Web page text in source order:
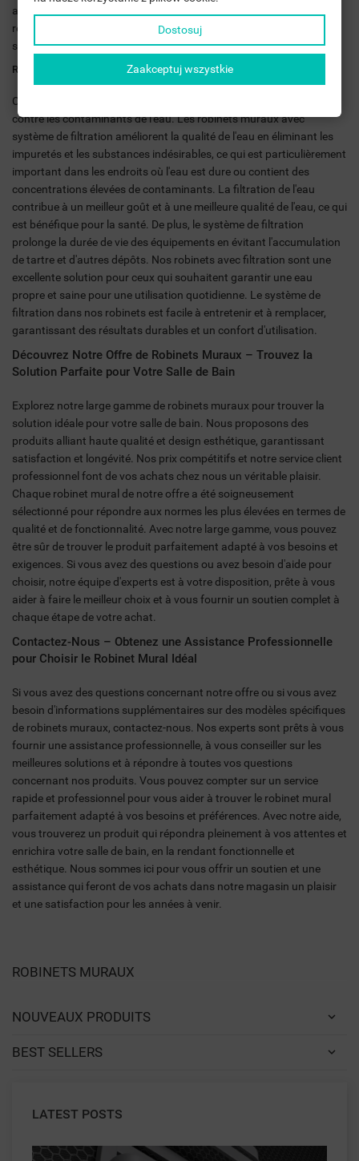
ROBINETS MURAUX
NOUVEAUX PRODUITS
BEST SELLERS
LATEST POSTS
aérateur intégré sont une excellente solution pour ceux qui
recherchent des solutions économiques et écologiques dans leur
salle de bain.
Robinets Muraux avec Système de Filtration
Options pour ceux qui recherchent une protection supplémentaire
contre les contaminants de l'eau. Les robinets muraux avec
système de filtration améliorent la qualité de l'eau en éliminant les
impuretés et les substances indésirables, ce qui est particulièrement
important dans les endroits où l'eau est dure ou contient des
concentrations élevées de contaminants. La filtration de l'eau
contribue à un meilleur goût et à une meilleure qualité de l'eau, ce qui
est bénéfique pour la santé. De plus, le système de filtration
prolonge la durée de vie des équipements en évitant l'accumulation
de tartre et d'autres dépôts. Nos robinets avec filtration sont une
excellente solution pour ceux qui souhaitent garantir une eau
propre et saine pour une utilisation quotidienne. Le système de
filtration dans nos robinets est facile à entretenir et à remplacer,
garantissant des résultats durables et un confort d'utilisation.
Découvrez Notre Offre de Robinets Muraux – Trouvez la
Solution Parfaite pour Votre Salle de Bain
Explorez notre large gamme de robinets muraux pour trouver la
solution idéale pour votre salle de bain. Nous proposons des
produits alliant haute qualité et design esthétique, garantissant
satisfaction et longévité. Nos prix compétitifs et notre service client
professionnel font de vos achats chez nous un véritable plaisir.
Chaque robinet mural de notre offre a été soigneusement
sélectionné pour répondre aux normes les plus élevées en termes de
qualité et de fonctionnalité. Avec notre large gamme, vous pouvez
être sûr de trouver le produit parfaitement adapté à vos besoins et
exigences. Si vous avez des questions ou avez besoin d'aide pour
choisir, notre équipe d'experts est à votre disposition, prête à vous
aider à faire le meilleur choix et à vous fournir un soutien complet à
chaque étape de votre achat.
Contactez-Nous – Obtenez une Assistance Professionnelle
pour Choisir le Robinet Mural Idéal
Si vous avez des questions concernant notre offre ou si vous avez
besoin d'informations supplémentaires sur des modèles spécifiques
de robinets muraux, contactez-nous. Nos experts sont prêts à vous
fournir une assistance professionnelle, à vous conseiller sur les
meilleures solutions et à répondre à toutes vos questions
concernant nos produits. Vous pouvez compter sur un service
rapide et professionnel pour vous aider à trouver le robinet mural
parfaitement adapté à vos besoins et préférences. Avec notre aide,
vous trouverez un produit qui répondra pleinement à vos attentes et
enrichira votre salle de bain, en la rendant fonctionnelle et
esthétique. Nous sommes ici pour vous offrir un soutien et une
assistance qui feront de vos achats dans notre magasin un plaisir
et une satisfaction pour les années à venir.
Dostosuj
Zaakceptuj wszystkie